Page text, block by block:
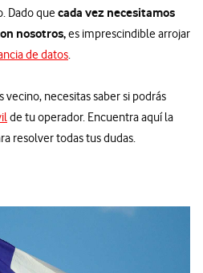
Dado quecada vez necesitamos
nosotros,es imprescindible arrojar
de datos.
vecino, necesitas saber si podrás
de tu operador. Encuentra aquí la
resolver todas tus dudas.